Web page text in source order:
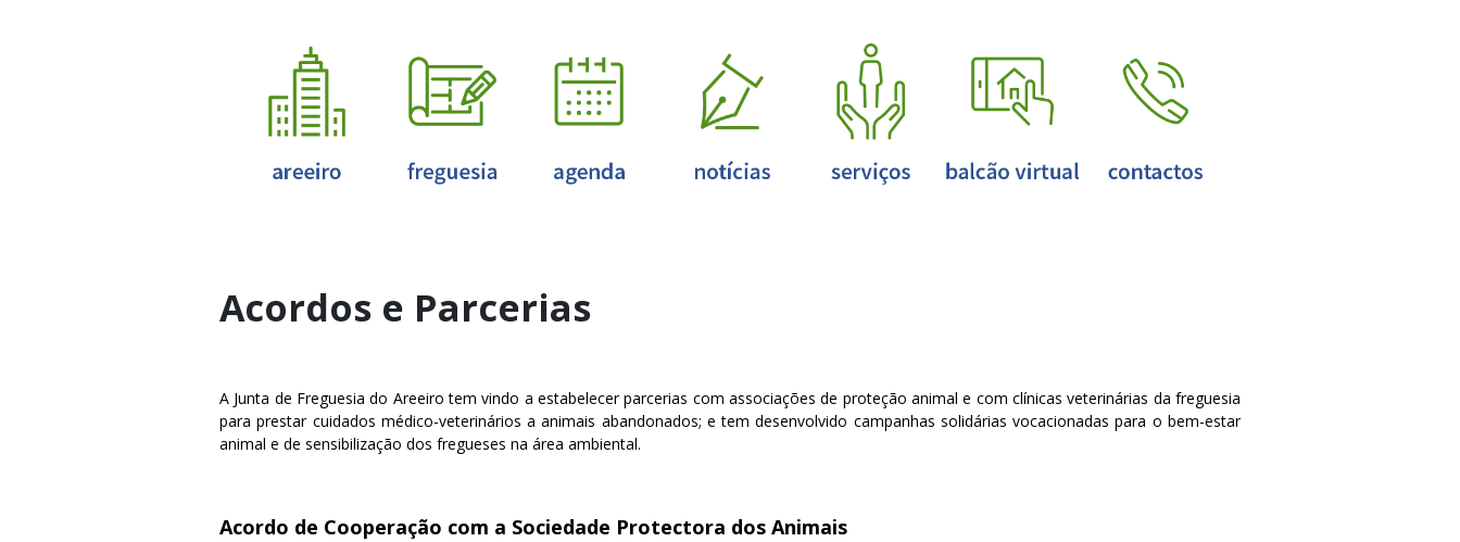
Acordos e Parcerias
A Junta de Freguesia do Areeiro tem vindo a estabelecer parcerias com associações de proteção animal e com clínicas veterinárias da freguesia
para prestar cuidados médico-veterinários a animais abandonados; e tem desenvolvido campanhas solidárias vocacionadas para o bem-estar
animal e de sensibilização dos fregueses na área ambiental.
Acordo de Cooperação com a Sociedade Protectora dos Animais